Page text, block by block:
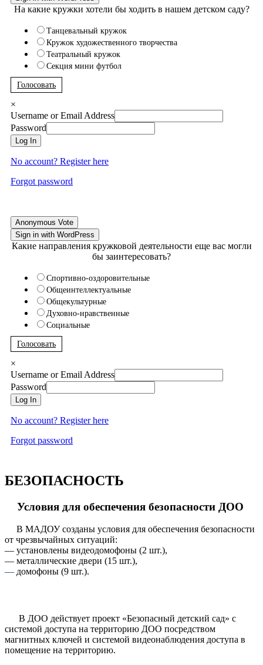
На какие кружки хотели бы ходить в нашем детском саду?
Танцевальный кружок
Кружок художественного творчества
Театральный кружок
Секция мини футбол
Голосовать
×
Username or Email Address
Password
Log In
No account? Register here
Forgot password
Anonymous Vote
Sign in with WordPress
Какие направления кружковой деятельности еще вас могли
бы заинтересовать?
Спортивно-оздоровительные
Общеинтеллектуальные
Общекультурные
Духовно-нравственные
Социальные
Голосовать
×
Username or Email Address
Password
Log In
No account? Register here
Forgot password
БЕЗОПАСНОСТЬ
Условия для обеспечения безопасности ДОО
В МАДОУ созданы условия для обеспечения безопасности
от чрезвычайных ситуаций:
— установлены видеодомофоны (2 шт.),
— металлические двери (15 шт.),
— домофоны (9 шт.).
В ДОО действует проект «Безопасный детский сад» с
системой доступа на территорию ДОО посредством
магнитных ключей и системой видеонаблюдения доступа в
помещение на территорию.